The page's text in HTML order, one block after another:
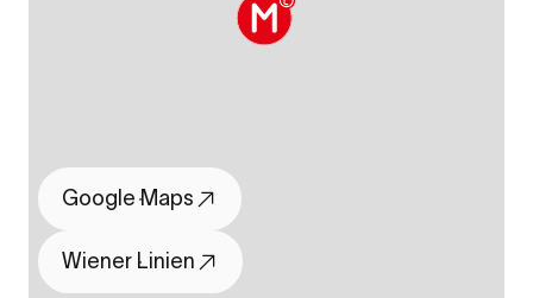
Google Maps
Wiener Linien